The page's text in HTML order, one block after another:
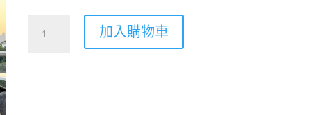
агентство
加入購物車